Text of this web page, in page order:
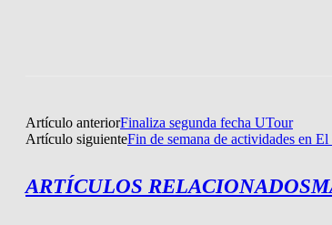
Artículo anteriorFinaliza segunda fecha UTour
Artículo siguienteFin de semana de actividades en
ARTÍCULOS RELACIONADOS